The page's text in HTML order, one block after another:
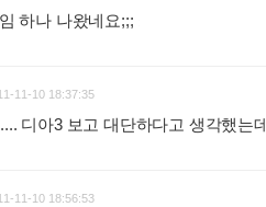
하나 나왔네요;;;
11-10 18:37:35
디아3 보고 대단하다고 생각했는
11-10 18:56:53